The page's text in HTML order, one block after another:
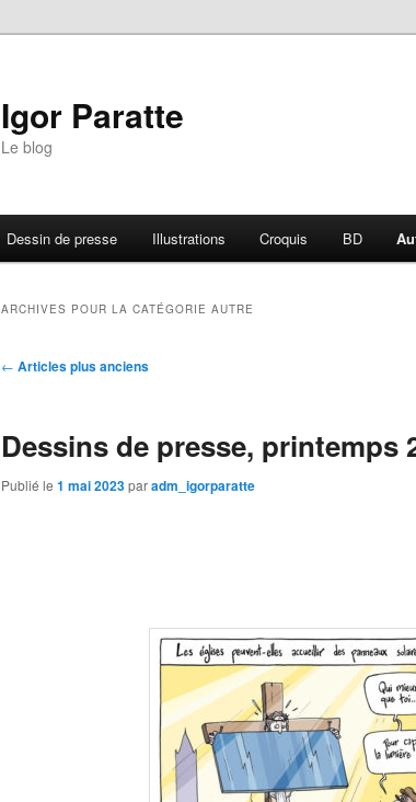
Igor Paratte
Le blog
Aller au contenu principal
Aller au contenu secondaire
Dessin de presse Illustrations Croquis BD
ARCHIVES POUR LA CATÉGORIE AUTRE
Navigation des articles
← Articles plus anciens
Dessins de presse, printemps
Publié le 1 mai 2023paradm_igorparatte